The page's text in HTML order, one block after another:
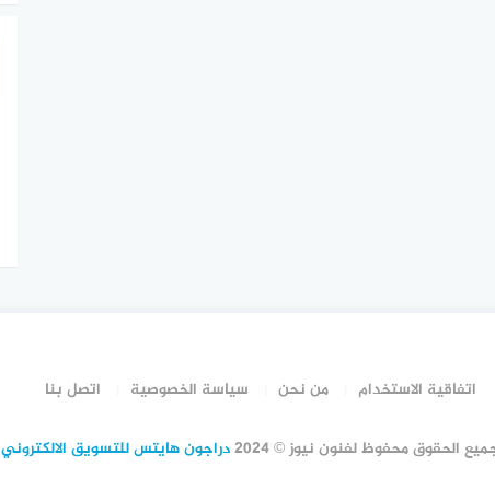
اتفاقية الاستخدام من نحن سياسة الخصوصية اتصل بنا
الحقوق محفوظ لفنون نيوز © 2024 دراجون هايتس للتسويق الالكتروني